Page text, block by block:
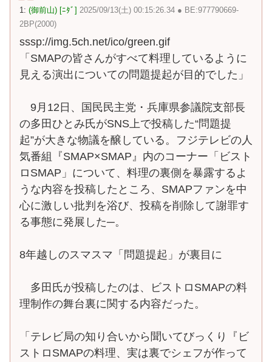
1: (御前山) [ﾆﾀﾞ] 2025/09/13(土) 00:15:26.34 ● BE:977790669-
2BP(2000)
sssp://img.5ch.net/ico/green.gif
「SMAPの皆さんがすべて料理しているように
見える演出についての問題提起が目的でした」
9月12日、国民民主党・兵庫県参議院支部長
の多田ひとみ氏がSNS上で投稿した“問題提
起”が大きな物議を醸している。フジテレビの人
気番組『SMAP×SMAP』内のコーナー「ビスト
ロSMAP」について、料理の裏側を暴露するよ
うな内容を投稿したところ、SMAPファンを中
心に激しい批判を浴び、投稿を削除して謝罪す
る事態に発展した─。
8年越しのスマスマ「問題提起」が裏目に
多田氏が投稿したのは、ビストロSMAPの料
理制作の舞台裏に関する内容だった。
「テレビ局の知り合いから聞いてびっくり『ビ
ストロSMAPの料理、実は裏でシェフが作って